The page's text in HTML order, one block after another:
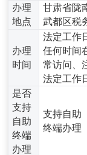
办理
地点
甘肃省陇
武都区税
办理
时间
法定工作
任何时间
常访问、
法定工作
是否
支持
自助
终端
办理
支持自助
终端办理